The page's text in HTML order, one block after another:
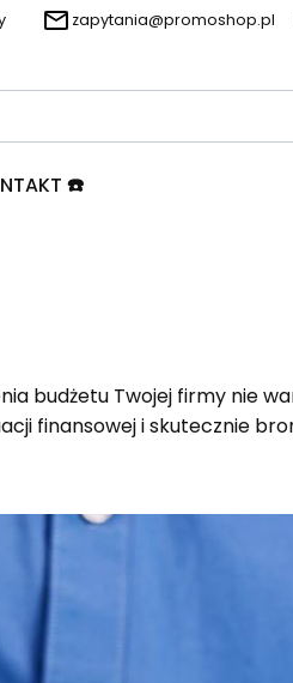
zapytania@promoshop.pl
☎️
budżetu Twojej firmy nie
finansowej i skutecznie